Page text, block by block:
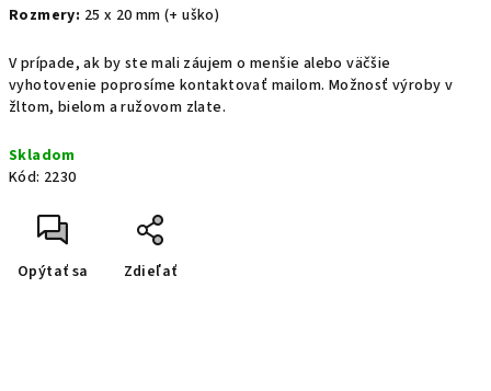
Rozmery: 25 x 20 mm (+ uško)
V prípade, ak by ste mali záujem o menšie alebo väčšie
vyhotovenie poprosíme kontaktovať mailom. Možnosť výroby v
žltom, bielom a ružovom zlate.
Skladom
Kód: 2230
Opýtať sa Zdieľať